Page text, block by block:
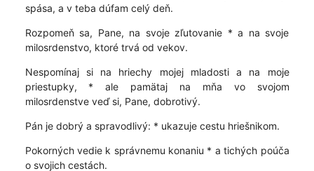
spása, a v teba dúfam celý deň.
Rozpomeň sa, Pane, na svoje zľutovanie * a na svoje
milosrdenstvo, ktoré trvá od vekov.
Nespomínaj si na hriechy mojej mladosti a na moje
priestupky, * ale pamätaj na mňa vo svojom
milosrdenstve veď si, Pane, dobrotivý.
Pán je dobrý a spravodlivý: * ukazuje cestu hriešnikom.
Pokorných vedie k správnemu konaniu * a tichých poúča
o svojich cestách.